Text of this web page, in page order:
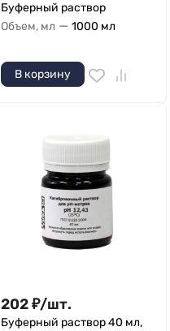
Буферный раствор
Объем, мл — 1000 мл
В корзину
202₽/шт.
Буферный раствор 40 мл,